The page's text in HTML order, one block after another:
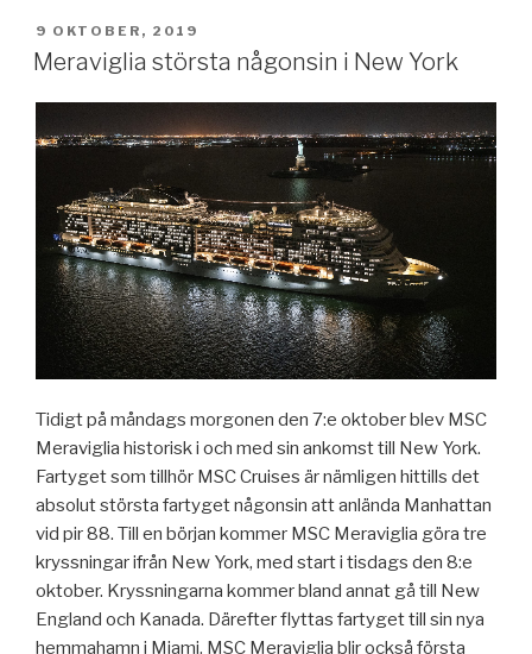
PUBLICERAT
9 OKTOBER, 2019
Meraviglia största någonsin i New York
Tidigt på måndags morgonen den 7:e oktober blev MSC
Meraviglia historisk i och med sin ankomst till New York.
Fartyget som tillhör MSC Cruises är nämligen hittills det
absolut största fartyget någonsin att anlända Manhattan
vid pir 88. Till en början kommer MSC Meraviglia göra tre
kryssningar ifrån New York, med start i tisdags den 8:e
oktober. Kryssningarna kommer bland annat gå till New
England och Kanada. Därefter flyttas fartyget till sin nya
hemmahamn i Miami. MSC Meraviglia blir också första